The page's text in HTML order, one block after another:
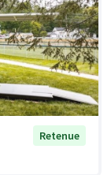
Retenue